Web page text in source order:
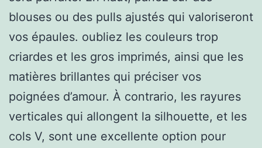
blouses ou des pulls ajustés qui valoriseront
vos épaules. oubliez les couleurs trop
criardes et les gros imprimés, ainsi que les
matières brillantes qui préciser vos
poignées d’amour. À contrario, les rayures
verticales qui allongent la silhouette, et les
cols V, sont une excellente option pour